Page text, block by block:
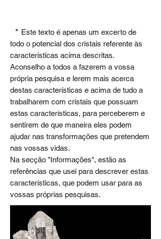
* Este texto é apenas um excerto de
todo o potencial dos cristais referente às
características acima descritas.
Aconselho a todos a fazerem a vossa
própria pesquisa e lerem mais acerca
destas características e acima de tudo a
trabalharem com cristais que possuam
estas características, para perceberem e
sentirem de que maneira eles podem
ajudar nas transformações que pretendem
nas vossas vidas.
Na secção "Informações", estão as
referências que usei para descrever estas
características, que podem usar para as
vossas próprias pesquisas.